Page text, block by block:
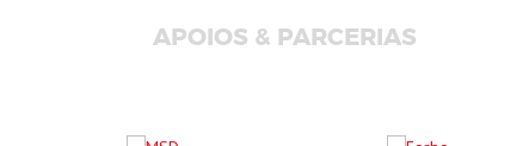
APOIOS & PARCERIAS